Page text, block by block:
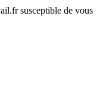
susceptible de vous